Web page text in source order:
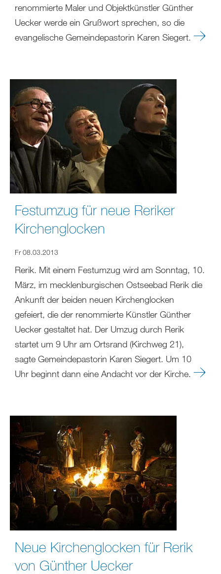
renommierte Maler und Objektkünstler Günther
Uecker werde ein Grußwort sprechen, so die
evangelische Gemeindepastorin Karen Siegert.
Festumzug für neue Reriker
Kirchenglocken
Fr 08.03.2013
Rerik. Mit einem Festumzug wird am Sonntag, 10.
März, im mecklenburgischen Ostseebad Rerik die
Ankunft der beiden neuen Kirchenglocken
gefeiert, die der renommierte Künstler Günther
Uecker gestaltet hat. Der Umzug durch Rerik
startet um 9 Uhr am Ortsrand (Kirchweg 21),
sagte Gemeindepastorin Karen Siegert. Um 10
Uhr beginnt dann eine Andacht vor der Kirche.
Neue Kirchenglocken für Rerik
von Günther Uecker